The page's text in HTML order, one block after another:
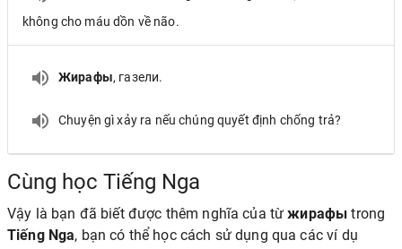
không cho máu dồn về não.
Жирафы, газели.
Chuyện gì xảy ra nếu chúng quyết định chống trả?
Cùng học Tiếng Nga
Vậy là bạn đã biết được thêm nghĩa của từжирафы trong
Tiếng Nga, bạn có thể học cách sử dụng qua các ví dụ